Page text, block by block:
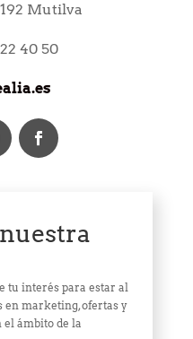
Mutilva
40 50
tu interés para estar al
en marketing, ofertas y
el ámbito de la